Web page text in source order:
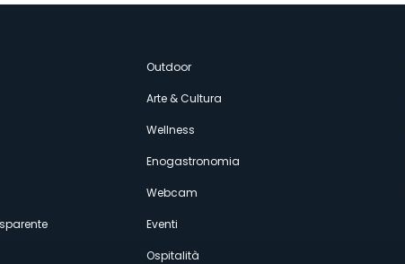
Outdoor
Arte & Cultura
Wellness
Enogastronomia
Webcam
Eventi
Ospitalità